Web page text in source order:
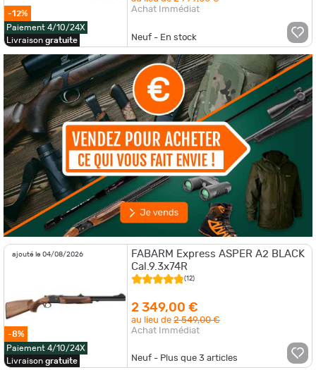
-12%
Paiement 4/10/24X
Livraison gratuite
Achat Immédiat
Neuf - En stock
ajouté le 04/08/2026
-8%
Paiement 4/10/24X
Livraison gratuite
FABARM Express ASPER A2 BLACK
Cal.9.3x74R
(12)
2 349,00 €
au lieu de2 549,00 €
Achat Immédiat
Neuf - Plus que3 articles